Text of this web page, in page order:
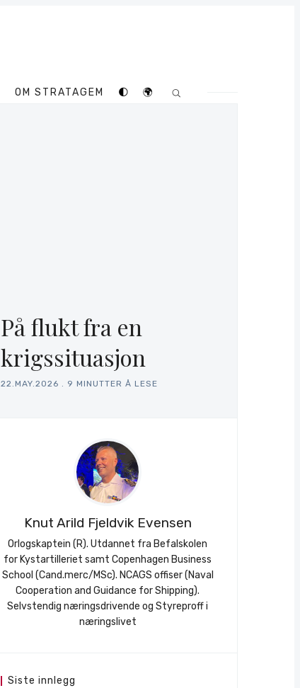
OM STRATAGEM 🌓 🌍
På flukt fra en
krigssituasjon
22.MAY.2026 . 9 MINUTTER Å LESE
Knut Arild Fjeldvik Evensen
Orlogskaptein (R). Utdannet fra Befalskolen
for Kystartilleriet samt Copenhagen Business
School (Cand.merc/MSc). NCAGS offiser (Naval
Cooperation and Guidance for Shipping).
Selvstendig næringsdrivende og Styreproff i
næringslivet
Siste innlegg